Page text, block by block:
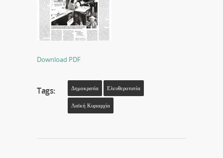
Download PDF
Tags: Δημοκρατία Ελευθεροτυπία
Λαϊκή Κυριαρχία